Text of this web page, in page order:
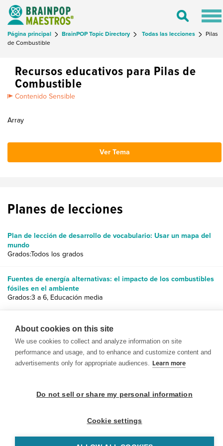
Toggle
Página principal BrainPOP Topic Directory Todas las lecciones
Pilas
de Combustible
Recursos educativos para Pilas de
Combustible
Contenido Sensible
Array
Ver Tema
Planes de lecciones
Plan de lección de desarrollo de vocabulario: Usar un mapa del
mundo
Grados:Todos los grados
Fuentes de energía alternativas: el impacto de los combustibles
fósiles en el ambiente
Grados:3 a 6, Educación media
Grados:Educación media
About cookies on this site
We use cookies to collect and analyze information on site
performance and usage, and to enhance and customize content and
advertisements only for appropriate audiences. Learn more
Do not sell or share my personal information
Cookie settings